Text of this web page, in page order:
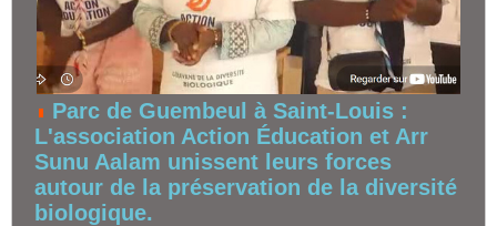
Parc de Guembeul à Saint-Louis :
L'association Action Éducation et Arr
Sunu Aalam unissent leurs forces
autour de la préservation de la diversité
biologique.